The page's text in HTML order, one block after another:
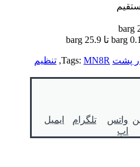
پشت Tags: MN8R
, تنظیم
واتس
اپ
تلگرام ایمیل